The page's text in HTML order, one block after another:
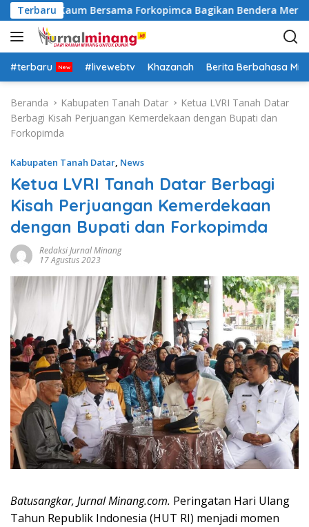
a
g
u
Terbaru
Lima Kaum Bersama Forkopimca Bagikan Bendera Merah
#terbaru #livewebtv Khazanah Berita Berbahasa
Beranda Kabupaten Tanah Datar
Ketua LVRI Tanah Datar
Berbagi Kisah Perjuangan Kemerdekaan dengan Bupati dan
Forkopimda
Kabupaten Tanah Datar, News
Ketua LVRI Tanah Datar Berbagi
Kisah Perjuangan Kemerdekaan
dengan Bupati dan Forkopimda
Redaksi Jurnal Minang
17 Agustus 2023
Batusangkar, Jurnal Minang.com. Peringatan Hari Ulang
Tahun Republik Indonesia (HUT RI) menjadi momen